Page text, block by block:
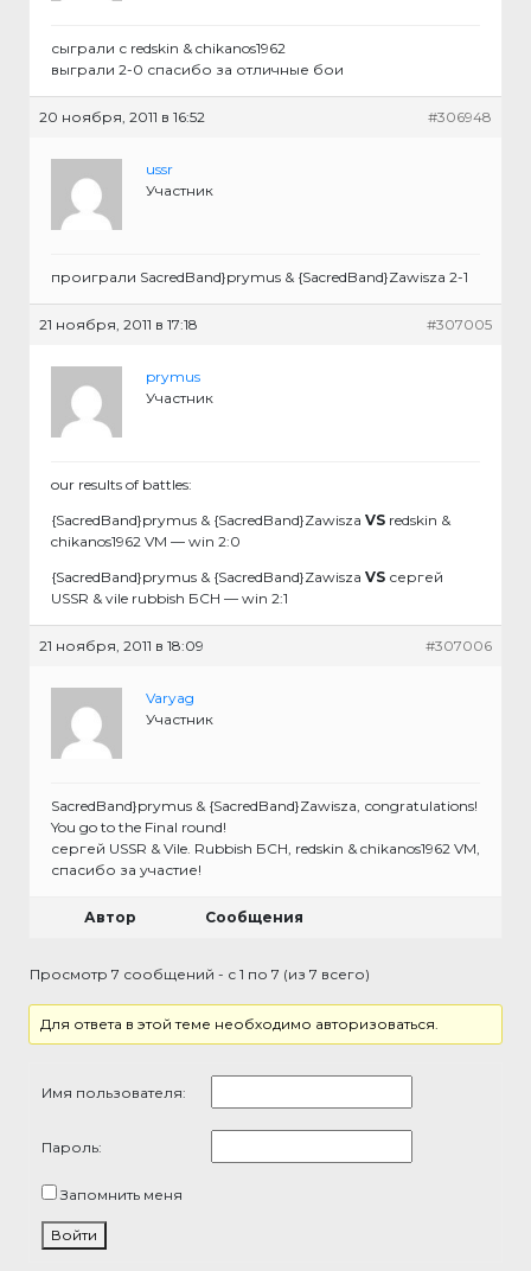
сыграли с redskin & chikanos1962
выграли 2-0 спасибо за отличные бои
20 ноября, 2011 в 16:52 #306948
ussr
Участник
проиграли SacredBand}prymus & {SacredBand}Zawisza 2-1
21 ноября, 2011 в 17:18 #307005
prymus
Участник
our results of battles:
{SacredBand}prymus & {SacredBand}Zawisza VS redskin &
chikanos1962 VM — win 2:0
{SacredBand}prymus & {SacredBand}Zawisza VS сергей
USSR & vile rubbish БСН — win 2:1
21 ноября, 2011 в 18:09 #307006
Varyag
Участник
SacredBand}prymus & {SacredBand}Zawisza, сongratulations!
You go to the Final round!
сергей USSR & Vile. Rubbish БСН, redskin & chikanos1962 VM,
спасибо за участие!
Автор Сообщения
Просмотр 7 сообщений - с 1 по 7 (из 7 всего)
Для ответа в этой теме необходимо авторизоваться.
Имя пользователя:
Пароль:
Запомнить меня
Войти